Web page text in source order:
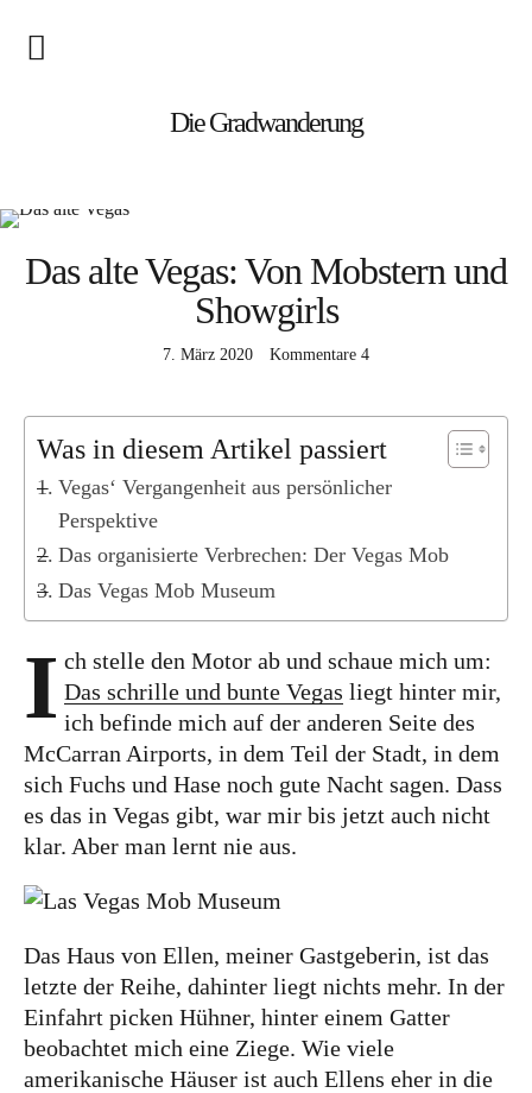
Die Gradwanderung
Blog
Reisen
Afrika
Seychellen
Amerika
Westküste
Ostküste
Hawaii
Asien
China
Japan
Europa
Baltikum
Lettland
Das alte Vegas: Von Mobstern und
Showgirls
7. März 2020 Kommentare 4
Was in diesem Artikel passiert
Vegas‘ Vergangenheit aus persönlicher
Perspektive
Das organisierte Verbrechen: Der Vegas Mob
Das Vegas Mob Museum
I ch stelle den Motor ab und schaue mich um:
Das schrille und bunte Vegas liegt hinter mir,
ich befinde mich auf der anderen Seite des
McCarran Airports, in dem Teil der Stadt, in dem
sich Fuchs und Hase noch gute Nacht sagen. Dass
es das in Vegas gibt, war mir bis jetzt auch nicht
klar. Aber man lernt nie aus.
Das Haus von Ellen, meiner Gastgeberin, ist das
letzte der Reihe, dahinter liegt nichts mehr. In der
Einfahrt picken Hühner, hinter einem Gatter
beobachtet mich eine Ziege. Wie viele
amerikanische Häuser ist auch Ellens eher in die